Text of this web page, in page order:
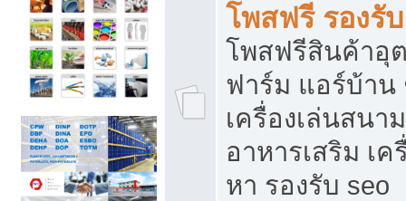
โพสฟรี รองรั
โพสฟรีสินค้าอุ
ฟาร์ม แอร์บ้าน
เครื่องเล่นสนา
อาหารเสริม เ
หา รองรับ seo